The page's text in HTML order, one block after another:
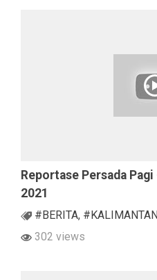
Reportase Persada
2021
#BERITA, #KALIMANTAN
302 views